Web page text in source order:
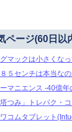
ページ(60日以
マックは小さくな
５センチは本当なの
マニエンス -40億
塔つみ」トレパク・
コムタブレット